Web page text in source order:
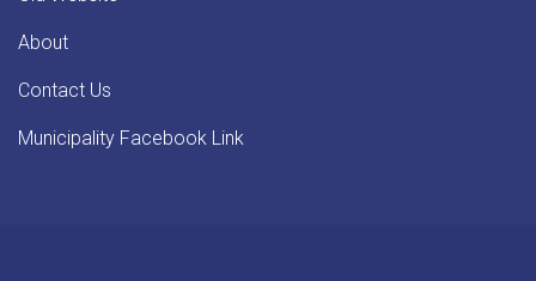
About
Contact Us
Municipality Facebook Link